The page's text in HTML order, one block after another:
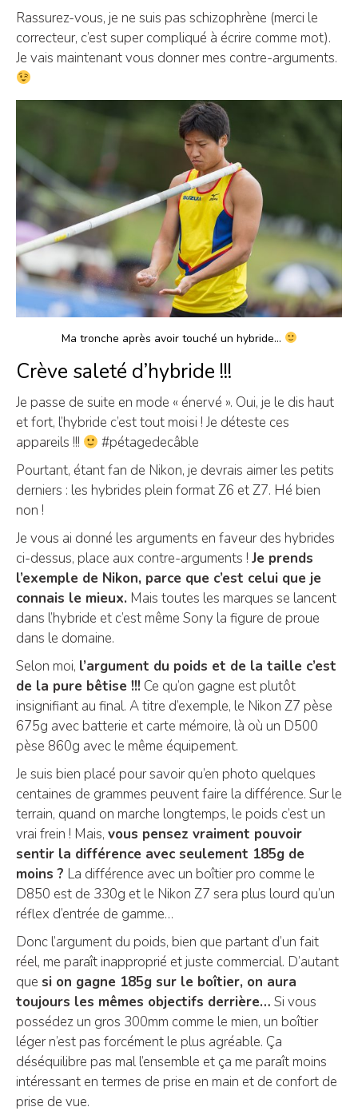
Rassurez-vous, je ne suis pas schizophrène (merci le
correcteur, c’est super compliqué à écrire comme mot).
Je vais maintenant vous donner mes contre-arguments.
Ma tronche après avoir touché un hybride…
Crève saleté d’hybride !!!
Je passe de suite en mode « énervé ». Oui, je le dis haut
et fort, l’hybride c’est tout moisi ! Je déteste ces
appareils !!!
#pétagedecâble
Pourtant, étant fan de Nikon, je devrais aimer les petits
derniers : les hybrides plein format Z6 et Z7. Hé bien
non !
Je vous ai donné les arguments en faveur des hybrides
ci-dessus, place aux contre-arguments ! Je prends
l’exemple de Nikon, parce que c’est celui que je
connais le mieux. Mais toutes les marques se lancent
dans l’hybride et c’est même Sony la figure de proue
dans le domaine.
Selon moi, l’argument du poids et de la taille c’est
de la pure bêtise !!! Ce qu’on gagne est plutôt
insignifiant au final. A titre d’exemple, le Nikon Z7 pèse
675g avec batterie et carte mémoire, là où un D500
pèse 860g avec le même équipement.
Je suis bien placé pour savoir qu’en photo quelques
centaines de grammes peuvent faire la différence. Sur le
terrain, quand on marche longtemps, le poids c’est un
vrai frein ! Mais, vous pensez vraiment pouvoir
sentir la différence avec seulement 185g de
moins ? La différence avec un boîtier pro comme le
D850 est de 330g et le Nikon Z7 sera plus lourd qu’un
réflex d’entrée de gamme…
Donc l’argument du poids, bien que partant d’un fait
réel, me paraît inapproprié et juste commercial. D’autant
que si on gagne 185g sur le boîtier, on aura
toujours les mêmes objectifs derrière… Si vous
possédez un gros 300mm comme le mien, un boîtier
léger n’est pas forcément le plus agréable. Ça
déséquilibre pas mal l’ensemble et ça me paraît moins
intéressant en termes de prise en main et de confort de
prise de vue.